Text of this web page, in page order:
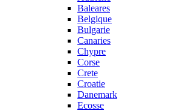
Baleares
Belgique
Bulgarie
Canaries
Chypre
Corse
Crete
Croatie
Danemark
Ecosse